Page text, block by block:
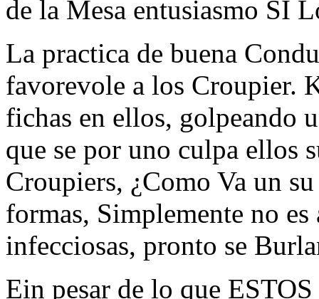
de la Mesa entusiasmo SI
La practica de buena
favorevole a los Croupier.
fichas en ellos, golpeando
que se por uno culpa ellos
Croupiers, ¿Como Va un
formas, Simplemente no
infecciosas, pronto se
Ein pesar de lo que